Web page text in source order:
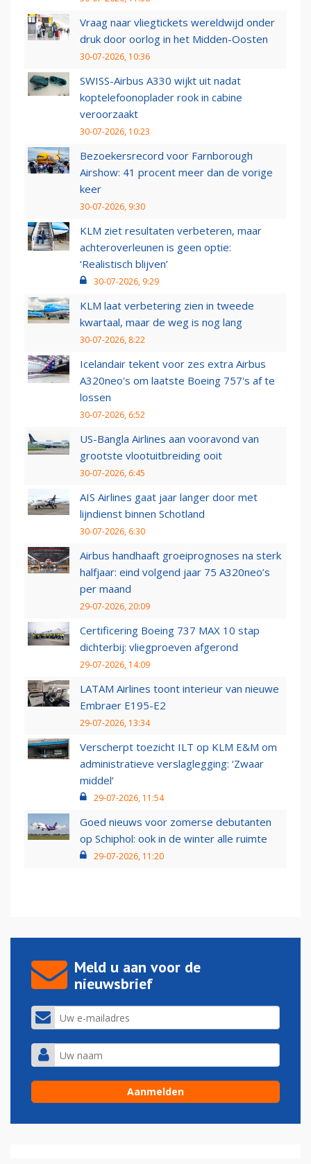
Vraag naar vliegtickets wereldwijd onder
druk door oorlog in het Midden-Oosten
30-07-2026, 10:36
SWISS-Airbus A330 wijkt uit nadat
koptelefoonoplader rook in cabine
veroorzaakt
30-07-2026, 10:23
Bezoekersrecord voor Farnborough
Airshow: 41 procent meer dan de vorige
keer
30-07-2026, 9:30
KLM ziet resultaten verbeteren, maar
achteroverleunen is geen optie:
‘Realistisch blijven’
30-07-2026, 9:29
KLM laat verbetering zien in tweede
kwartaal, maar de weg is nog lang
30-07-2026, 8:22
Icelandair tekent voor zes extra Airbus
A320neo's om laatste Boeing 757's af te
lossen
30-07-2026, 6:52
US-Bangla Airlines aan vooravond van
grootste vlootuitbreiding ooit
30-07-2026, 6:45
AIS Airlines gaat jaar langer door met
lijndienst binnen Schotland
30-07-2026, 6:30
Airbus handhaaft groeiprognoses na sterk
halfjaar: eind volgend jaar 75 A320neo’s
per maand
29-07-2026, 20:09
Certificering Boeing 737 MAX 10 stap
dichterbij: vliegproeven afgerond
29-07-2026, 14:09
LATAM Airlines toont interieur van nieuwe
Embraer E195-E2
29-07-2026, 13:34
Verscherpt toezicht ILT op KLM E&M om
administratieve verslaglegging: ‘Zwaar
middel’
29-07-2026, 11:54
Goed nieuws voor zomerse debutanten
op Schiphol: ook in de winter alle ruimte
29-07-2026, 11:20
Meld u aan voor de
nieuwsbrief